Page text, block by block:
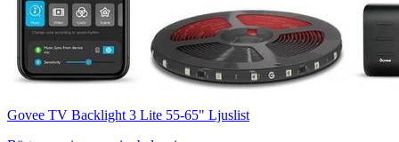
Govee TV Backlight 3 Lite 55-65" Ljuslist